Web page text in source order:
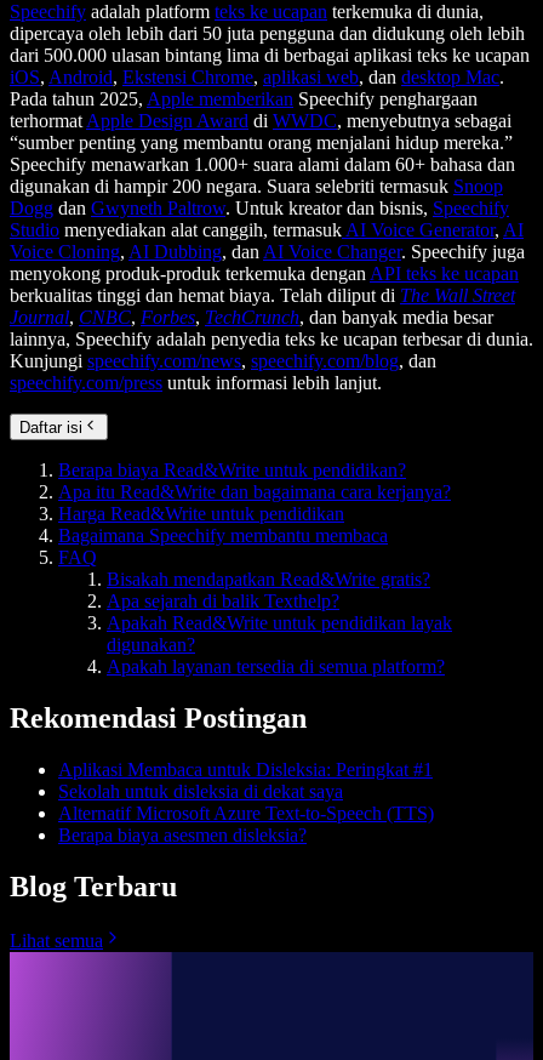
Speechify adalah platform teks ke ucapan terkemuka di dunia,
dipercaya oleh lebih dari 50 juta pengguna dan didukung oleh lebih
dari 500.000 ulasan bintang lima di berbagai aplikasi teks ke ucapan
iOS, Android, Ekstensi Chrome, aplikasi web, dan desktop Mac.
Pada tahun 2025, Apple memberikan Speechify penghargaan
terhormat Apple Design Award di WWDC, menyebutnya sebagai
“sumber penting yang membantu orang menjalani hidup mereka.”
Speechify menawarkan 1.000+ suara alami dalam 60+ bahasa dan
digunakan di hampir 200 negara. Suara selebriti termasuk Snoop
Dogg dan Gwyneth Paltrow. Untuk kreator dan bisnis, Speechify
Studio menyediakan alat canggih, termasuk AI Voice Generator, AI
Voice Cloning, AI Dubbing, dan AI Voice Changer. Speechify juga
menyokong produk-produk terkemuka dengan API teks ke ucapan
berkualitas tinggi dan hemat biaya. Telah diliput di The Wall Street
Journal, CNBC, Forbes, TechCrunch, dan banyak media besar
lainnya, Speechify adalah penyedia teks ke ucapan terbesar di dunia.
Kunjungi speechify.com/news, speechify.com/blog, dan
speechify.com/press untuk informasi lebih lanjut.
Daftar isi
Berapa biaya Read&Write untuk pendidikan?
Apa itu Read&Write dan bagaimana cara kerjanya?
Harga Read&Write untuk pendidikan
Bagaimana Speechify membantu membaca
FAQ
Bisakah mendapatkan Read&Write gratis?
Apa sejarah di balik Texthelp?
Apakah Read&Write untuk pendidikan layak
digunakan?
Apakah layanan tersedia di semua platform?
Rekomendasi Postingan
Aplikasi Membaca untuk Disleksia: Peringkat #1
Sekolah untuk disleksia di dekat saya
Alternatif Microsoft Azure Text-to-Speech (TTS)
Berapa biaya asesmen disleksia?
Blog Terbaru
Lihat semua